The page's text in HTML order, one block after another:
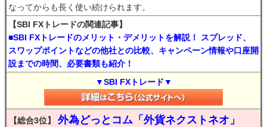
なってからも長く使い続けられます。
【SBI FXトレードの関連記事】
■SBI FXトレードのメリット・デメリットを解説！ スプレッド、
スワップポイントなどの他社との比較、キャンペーン情報や口座開
設までの時間、必要書類も紹介！
▼SBI FXトレード▼
【総合3位】 外為どっとコム「外貨ネクストネオ」